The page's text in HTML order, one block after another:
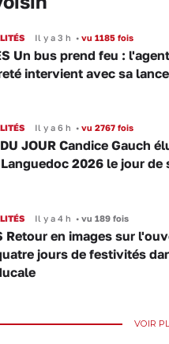
Il y a 3 h •vu 1185 fois
Un bus prend feu :
intervient avec sa lance
Il y a 6 h •vu 2767 fois
JOUR Candice Gauch
2026 le jour de
Il y a 4 h •vu 189 fois
Retour en images sur
jours de festivités
VOIR